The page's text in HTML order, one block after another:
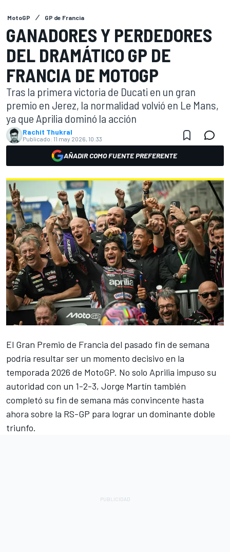
MotoGP GP de Francia
GANADORES Y PERDEDORES
DEL DRAMÁTICO GP DE
FRANCIA DE MOTOGP
Tras la primera victoria de Ducati en un gran
premio en Jerez, la normalidad volvió en Le Mans,
ya que Aprilia dominó la acción
Rachit Thukral
Publicado: 11 may 2026, 10:33
AÑADIR COMO FUENTE PREFERENTE
El Gran Premio de Francia del pasado fin de semana
podría resultar ser un momento decisivo en la
temporada 2026 de MotoGP. No solo Aprilia impuso su
autoridad con un 1-2-3, Jorge Martín también
completó su fin de semana más convincente hasta
ahora sobre la RS-GP para lograr un dominante doble
triunfo.